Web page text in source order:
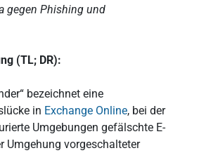
gegen Phishing und
(TL; DR):
bezeichnet eine
in Exchange Online, bei der
Umgebungen gefälschte E-
Umgehung vorgeschalteter